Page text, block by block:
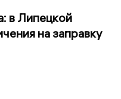
в Липецкой
на заправку